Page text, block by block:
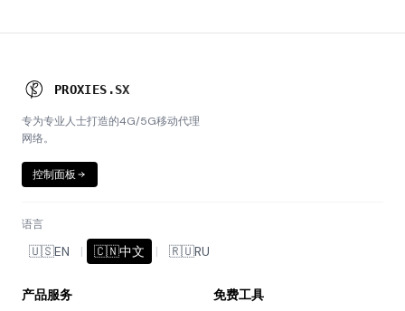
PROXIES .SX
专为专业人士打造的4G/5G移动代理
网络。
控制面板
语言
🇺🇸EN | 🇨🇳中文 | 🇷🇺RU
产品服务
免费工具